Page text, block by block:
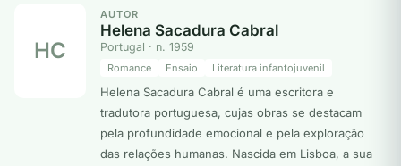
HC
AUTOR
Helena Sacadura Cabral
Portugal · n. 1959
Romance Ensaio Literatura infantojuvenil
Helena Sacadura Cabral é uma escritora e
tradutora portuguesa, cujas obras se destacam
pela profundidade emocional e pela exploração
das relações humanas. Nascida em Lisboa, a sua